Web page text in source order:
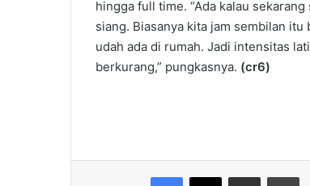
hingga full time. “Ada kalau
siang. Biasanya kita jam sembilan
udah ada di rumah. Jadi intensitas
berkurang,” pungkasnya. (cr6)
Facebook
X Share via Email